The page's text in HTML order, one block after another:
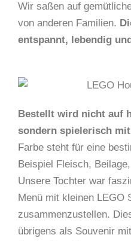
Wir saßen auf
von anderen Familien.
entspannt, lebendig
Bestellt wird nicht auf
sondern spielerisch
Farbe steht für eine
Beispiel Fleisch,
Unsere Tochter war
Menü mit kleinen LEGO
zusammenzustellen.
übrigens als Souvenir